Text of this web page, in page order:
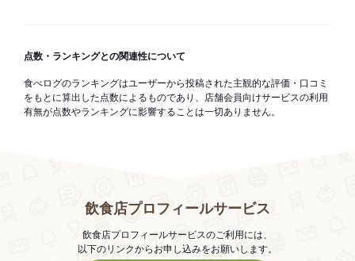
点数・ランキングとの関連性について
食べログのランキングはユーザーから投稿された主観的な評価・口コミ
をもとに算出した点数によるものであり、店舗会員向けサービスの利用
有無が点数やランキングに影響することは一切ありません。
飲食店プロフィールサービス
飲食店プロフィールサービスのご利用には、
以下のリンクからお申し込みをお願いします。